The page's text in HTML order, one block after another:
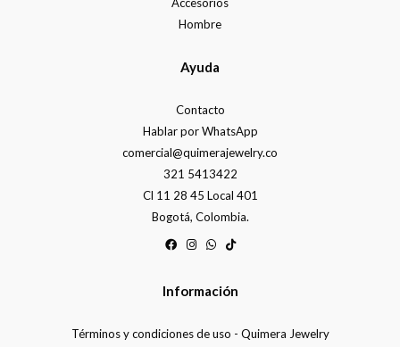
Accesorios
Hombre
Ayuda
Contacto
Hablar por WhatsApp
comercial@quimerajewelry.co
321 5413422
Cl 11 28 45 Local 401
Bogotá, Colombia.
Información
Términos y condiciones de uso - Quimera Jewelry